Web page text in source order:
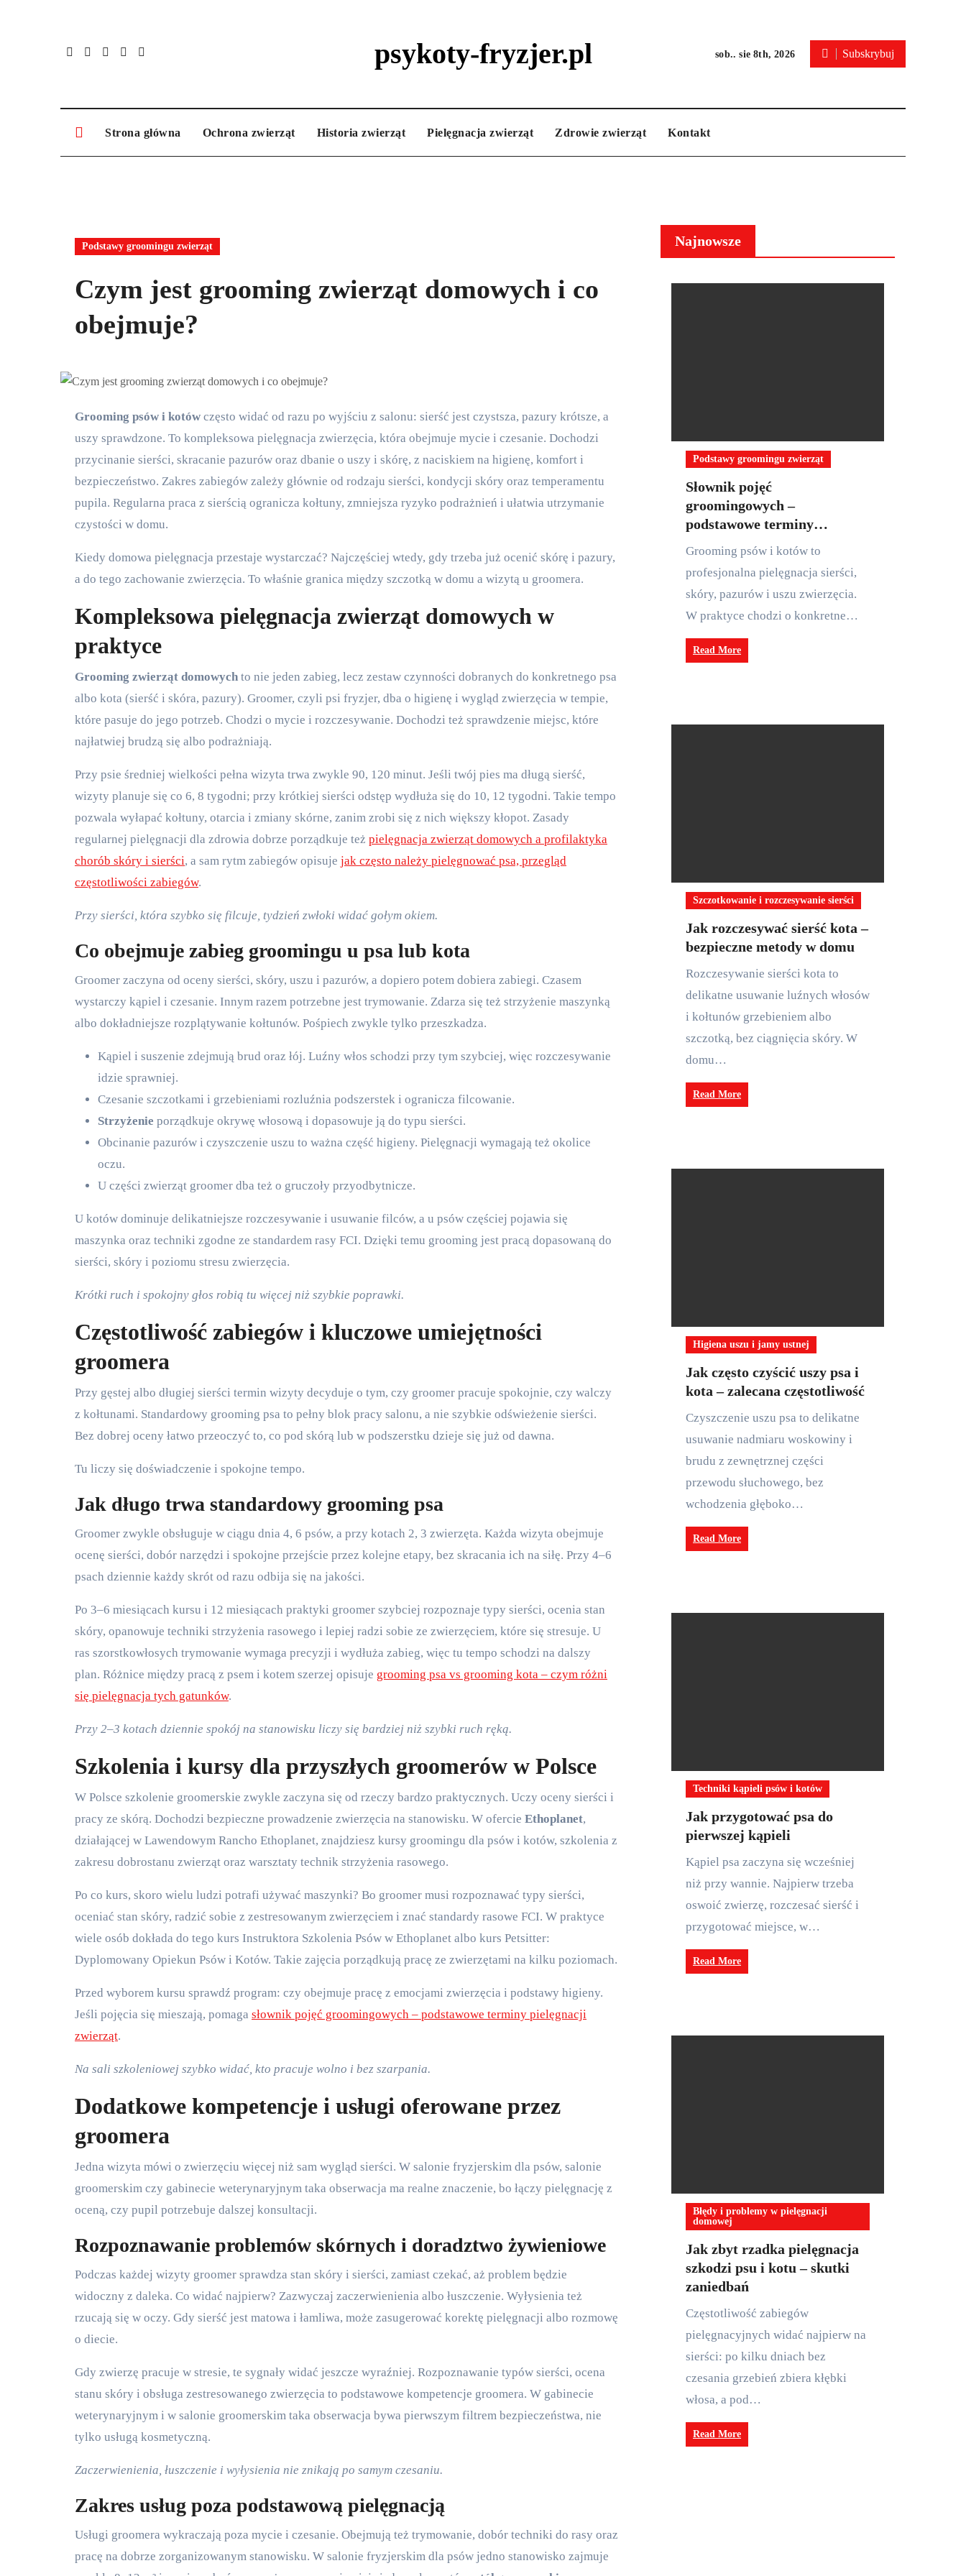
psykoty-fryzjer.pl sob.. sie 8th, 2026 Subskrybuj
Strona główna Ochrona zwierząt Historia zwierząt Pielęgnacja zwierząt Zdrowie zwierząt Kontakt
Podstawy groomingu zwierząt
Czym jest grooming zwierząt domowych i co
obejmuje?
Grooming psów i kotów często widać od razu po wyjściu z salonu: sierść jest czystsza, pazury krótsze, a
uszy sprawdzone. To kompleksowa pielęgnacja zwierzęcia, która obejmuje mycie i czesanie. Dochodzi
przycinanie sierści, skracanie pazurów oraz dbanie o uszy i skórę, z naciskiem na higienę, komfort i
bezpieczeństwo. Zakres zabiegów zależy głównie od rodzaju sierści, kondycji skóry oraz temperamentu
pupila. Regularna praca z sierścią ogranicza kołtuny, zmniejsza ryzyko podrażnień i ułatwia utrzymanie
czystości w domu.
Kiedy domowa pielęgnacja przestaje wystarczać? Najczęściej wtedy, gdy trzeba już ocenić skórę i pazury,
a do tego zachowanie zwierzęcia. To właśnie granica między szczotką w domu a wizytą u groomera.
Kompleksowa pielęgnacja zwierząt domowych w
praktyce
Grooming zwierząt domowych to nie jeden zabieg, lecz zestaw czynności dobranych do konkretnego psa
albo kota (sierść i skóra, pazury). Groomer, czyli psi fryzjer, dba o higienę i wygląd zwierzęcia w tempie,
które pasuje do jego potrzeb. Chodzi o mycie i rozczesywanie. Dochodzi też sprawdzenie miejsc, które
najłatwiej brudzą się albo podrażniają.
Przy psie średniej wielkości pełna wizyta trwa zwykle 90, 120 minut. Jeśli twój pies ma długą sierść,
wizyty planuje się co 6, 8 tygodni; przy krótkiej sierści odstęp wydłuża się do 10, 12 tygodni. Takie tempo
pozwala wyłapać kołtuny, otarcia i zmiany skórne, zanim zrobi się z nich większy kłopot. Zasady
regularnej pielęgnacji dla zdrowia dobrze porządkuje też pielęgnacja zwierząt domowych a profilaktyka
chorób skóry i sierści, a sam rytm zabiegów opisuje jak często należy pielęgnować psa, przegląd
częstotliwości zabiegów.
Przy sierści, która szybko się filcuje, tydzień zwłoki widać gołym okiem.
Co obejmuje zabieg groomingu u psa lub kota
Groomer zaczyna od oceny sierści, skóry, uszu i pazurów, a dopiero potem dobiera zabiegi. Czasem
wystarczy kąpiel i czesanie. Innym razem potrzebne jest trymowanie. Zdarza się też strzyżenie maszynką
albo dokładniejsze rozplątywanie kołtunów. Pośpiech zwykle tylko przeszkadza.
Kąpiel i suszenie zdejmują brud oraz łój. Luźny włos schodzi przy tym szybciej, więc rozczesywanie
idzie sprawniej.
Czesanie szczotkami i grzebieniami rozluźnia podszerstek i ogranicza filcowanie.
Strzyżenie porządkuje okrywę włosową i dopasowuje ją do typu sierści.
Obcinanie pazurów i czyszczenie uszu to ważna część higieny. Pielęgnacji wymagają też okolice
oczu.
U części zwierząt groomer dba też o gruczoły przyodbytnicze.
U kotów dominuje delikatniejsze rozczesywanie i usuwanie filców, a u psów częściej pojawia się
maszynka oraz techniki zgodne ze standardem rasy FCI. Dzięki temu grooming jest pracą dopasowaną do
sierści, skóry i poziomu stresu zwierzęcia.
Krótki ruch i spokojny głos robią tu więcej niż szybkie poprawki.
Częstotliwość zabiegów i kluczowe umiejętności
groomera
Przy gęstej albo długiej sierści termin wizyty decyduje o tym, czy groomer pracuje spokojnie, czy walczy
z kołtunami. Standardowy grooming psa to pełny blok pracy salonu, a nie szybkie odświeżenie sierści.
Bez dobrej oceny łatwo przeoczyć to, co pod skórą lub w podszerstku dzieje się już od dawna.
Tu liczy się doświadczenie i spokojne tempo.
Jak długo trwa standardowy grooming psa
Groomer zwykle obsługuje w ciągu dnia 4, 6 psów, a przy kotach 2, 3 zwierzęta. Każda wizyta obejmuje
ocenę sierści, dobór narzędzi i spokojne przejście przez kolejne etapy, bez skracania ich na siłę. Przy 4–6
psach dziennie każdy skrót od razu odbija się na jakości.
Po 3–6 miesiącach kursu i 12 miesiącach praktyki groomer szybciej rozpoznaje typy sierści, ocenia stan
skóry, opanowuje techniki strzyżenia rasowego i lepiej radzi sobie ze zwierzęciem, które się stresuje. U
ras szorstkowłosych trymowanie wymaga precyzji i wydłuża zabieg, więc tu tempo schodzi na dalszy
plan. Różnice między pracą z psem i kotem szerzej opisuje grooming psa vs grooming kota – czym różni
się pielęgnacja tych gatunków.
Przy 2–3 kotach dziennie spokój na stanowisku liczy się bardziej niż szybki ruch ręką.
Szkolenia i kursy dla przyszłych groomerów w Polsce
W Polsce szkolenie groomerskie zwykle zaczyna się od rzeczy bardzo praktycznych. Uczy oceny sierści i
pracy ze skórą. Dochodzi bezpieczne prowadzenie zwierzęcia na stanowisku. W ofercie Ethoplanet,
działającej w Lawendowym Rancho Ethoplanet, znajdziesz kursy groomingu dla psów i kotów, szkolenia z
zakresu dobrostanu zwierząt oraz warsztaty technik strzyżenia rasowego.
Po co kurs, skoro wielu ludzi potrafi używać maszynki? Bo groomer musi rozpoznawać typy sierści,
oceniać stan skóry, radzić sobie z zestresowanym zwierzęciem i znać standardy rasowe FCI. W praktyce
wiele osób dokłada do tego kurs Instruktora Szkolenia Psów w Ethoplanet albo kurs Petsitter:
Dyplomowany Opiekun Psów i Kotów. Takie zajęcia porządkują pracę ze zwierzętami na kilku poziomach.
Przed wyborem kursu sprawdź program: czy obejmuje pracę z emocjami zwierzęcia i podstawy higieny.
Jeśli pojęcia się mieszają, pomaga słownik pojęć groomingowych – podstawowe terminy pielęgnacji
zwierząt.
Na sali szkoleniowej szybko widać, kto pracuje wolno i bez szarpania.
Dodatkowe kompetencje i usługi oferowane przez
groomera
Jedna wizyta mówi o zwierzęciu więcej niż sam wygląd sierści. W salonie fryzjerskim dla psów, salonie
groomerskim czy gabinecie weterynaryjnym taka obserwacja ma realne znaczenie, bo łączy pielęgnację z
oceną, czy pupil potrzebuje dalszej konsultacji.
Rozpoznawanie problemów skórnych i doradztwo żywieniowe
Podczas każdej wizyty groomer sprawdza stan skóry i sierści, zamiast czekać, aż problem będzie
widoczny z daleka. Co widać najpierw? Zazwyczaj zaczerwienienia albo łuszczenie. Wyłysienia też
rzucają się w oczy. Gdy sierść jest matowa i łamliwa, może zasugerować korektę pielęgnacji albo rozmowę
o diecie.
Gdy zwierzę pracuje w stresie, te sygnały widać jeszcze wyraźniej. Rozpoznawanie typów sierści, ocena
stanu skóry i obsługa zestresowanego zwierzęcia to podstawowe kompetencje groomera. W gabinecie
weterynaryjnym i w salonie groomerskim taka obserwacja bywa pierwszym filtrem bezpieczeństwa, nie
tylko usługą kosmetyczną.
Zaczerwienienia, łuszczenie i wyłysienia nie znikają po samym czesaniu.
Zakres usług poza podstawową pielęgnacją
Usługi groomera wykraczają poza mycie i czesanie. Obejmują też trymowanie, dobór techniki do rasy oraz
pracę na dobrze zorganizowanym stanowisku. W salonie fryzjerskim dla psów jedno stanowisko zajmuje
Najnowsze
Podstawy groomingu zwierząt
Słownik pojęć
groomingowych –
podstawowe terminy
pielęgnacji zwierząt?
Grooming psów i kotów to
profesjonalna pielęgnacja sierści,
skóry, pazurów i uszu zwierzęcia.
W praktyce chodzi o konkretne…
Read More
Szczotkowanie i rozczesywanie sierści
Jak rozczesywać sierść kota –
bezpieczne metody w domu
Rozczesywanie sierści kota to
delikatne usuwanie luźnych włosów
i kołtunów grzebieniem albo
szczotką, bez ciągnięcia skóry. W
domu…
Read More
Higiena uszu i jamy ustnej
Jak często czyścić uszy psa i
kota – zalecana częstotliwość
Czyszczenie uszu psa to delikatne
usuwanie nadmiaru woskowiny i
brudu z zewnętrznej części
przewodu słuchowego, bez
wchodzenia głęboko…
Read More
Techniki kąpieli psów i kotów
Jak przygotować psa do
pierwszej kąpieli
Kąpiel psa zaczyna się wcześniej
niż przy wannie. Najpierw trzeba
oswoić zwierzę, rozczesać sierść i
przygotować miejsce, w…
Read More
Błędy i problemy w pielęgnacji
domowej
Jak zbyt rzadka pielęgnacja
szkodzi psu i kotu – skutki
zaniedbań
Częstotliwość zabiegów
pielęgnacyjnych widać najpierw na
sierści: po kilku dniach bez
czesania grzebień zbiera kłębki
włosa, a pod…
Read More